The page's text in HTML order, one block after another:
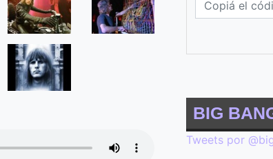
BIG
Tweets por